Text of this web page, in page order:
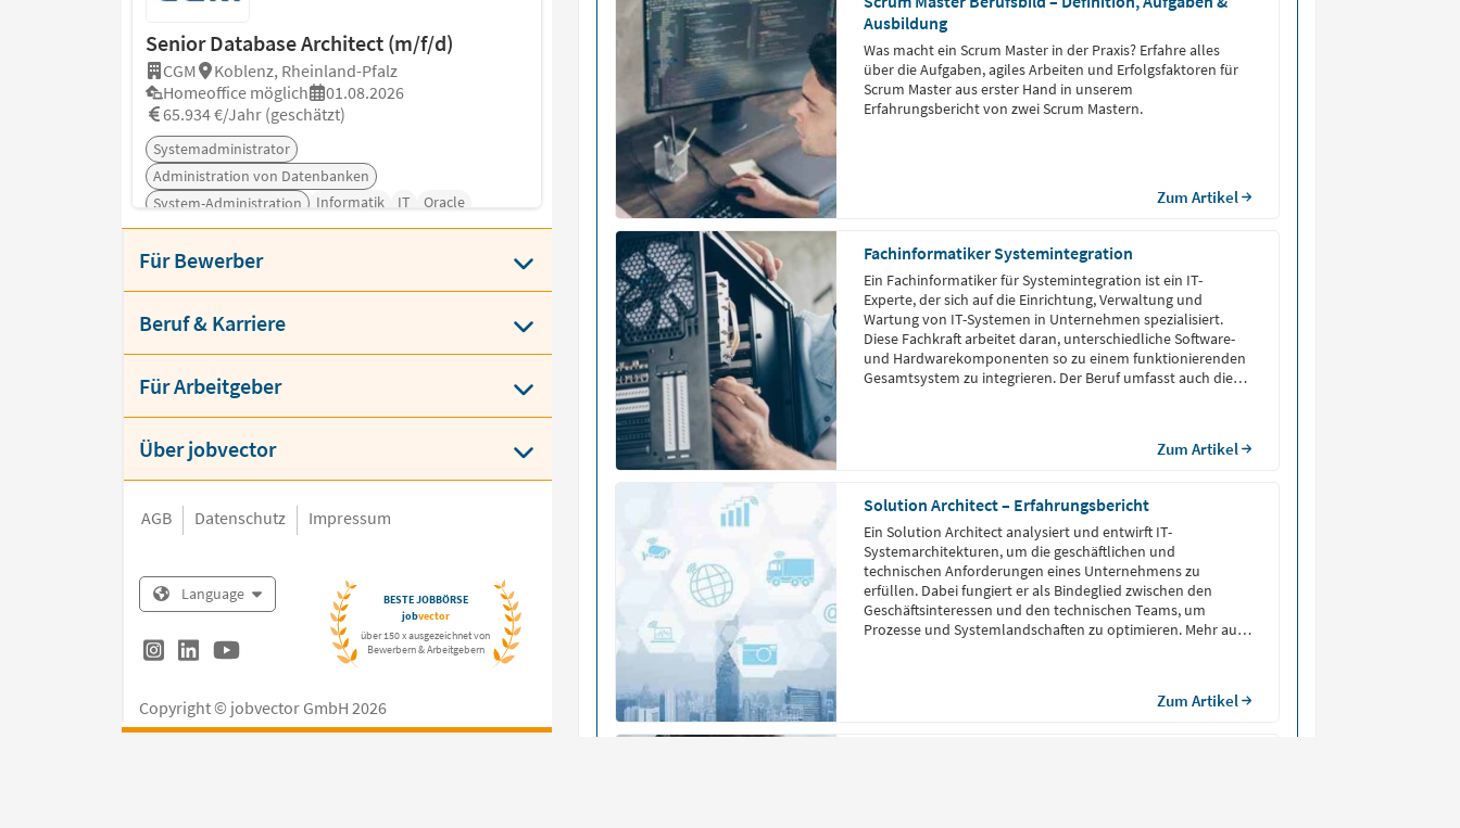
Senior Database Architect (m/f/d)
CGM
Koblenz, Rheinland-Pfalz
Homeoffice möglich
01.08.2026
65.934 €/Jahr (geschätzt)
Systemadministrator
Administration von Datenbanken
System-Administration
Informatik IT
Oracle
PostgreSQL
Für Bewerber
Beruf & Karriere
Für Arbeitgeber
Über jobvector
AGB Datenschutz Impressum
Language
BESTE JOBBÖRSE
jobvector
über 150 x ausgezeichnet von
Bewerbern & Arbeitgebern
Copyright © jobvector GmbH 2026
Ausbildung
Was macht ein Scrum Master in der Praxis? Erfahre alles
über die Aufgaben, agiles Arbeiten und Erfolgsfaktoren für
Scrum Master aus erster Hand in unserem
Erfahrungsbericht von zwei Scrum Mastern.
Zum Artikel
Fachinformatiker Systemintegration
Ein Fachinformatiker für Systemintegration ist ein IT-
Experte, der sich auf die Einrichtung, Verwaltung und
Wartung von IT-Systemen in Unternehmen spezialisiert.
Diese Fachkraft arbeitet daran, unterschiedliche Software-
und Hardwarekomponenten so zu einem funktionierenden
Gesamtsystem zu integrieren. Der Beruf umfasst auch die
Zum Artikel
Solution Architect – Erfahrungsbericht
Ein Solution Architect analysiert und entwirft IT-
Systemarchitekturen, um die geschäftlichen und
technischen Anforderungen eines Unternehmens zu
erfüllen. Dabei fungiert er als Bindeglied zwischen den
Geschäftsinteressen und den technischen Teams, um
Prozesse und Systemlandschaften zu optimieren. Mehr aus
Zum Artikel